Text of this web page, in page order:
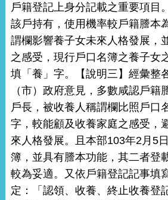
戶籍登記上身分記載之重要項目
該戶持有，使用機率較戶籍謄本
謂欄影響養子女未來人格發展，
之感受，現行戶口名簿之養子女
填「養」字。【說明三】經彙整
（市）政府意見，多數咸認戶籍
戶長，被收養人稱謂欄比照戶口
字，較能顧及收養家庭之感受，
來人格發展。且本部103年2月5
簿，並具有謄本功能，其二者登
較為妥適。又依戶籍登記記事填
定：「認領、收養、終止收養登